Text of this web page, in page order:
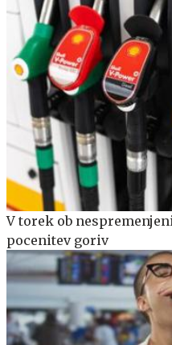
V torek ob
pocenitev goriv